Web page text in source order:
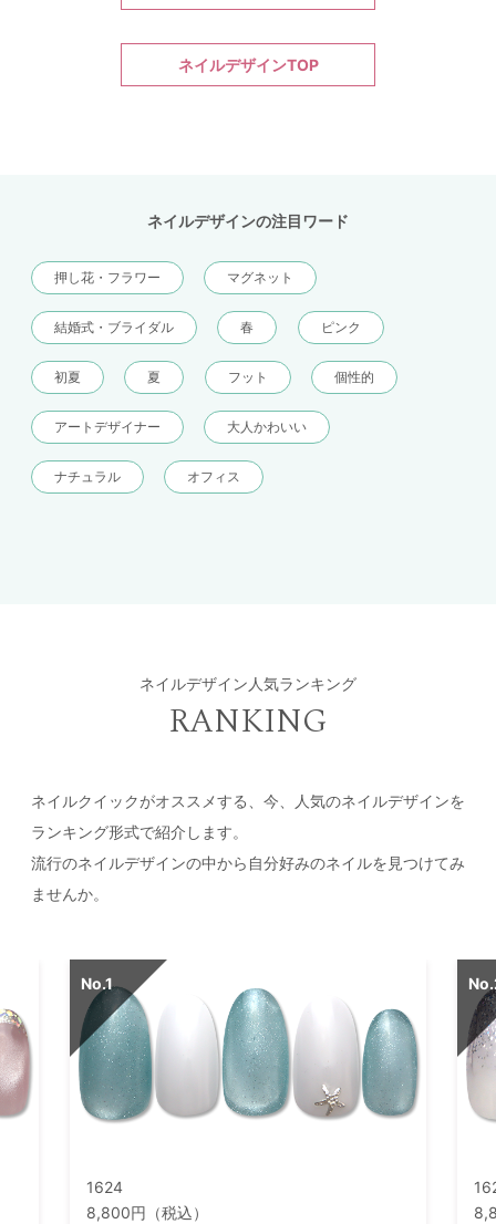
ネイルデザインTOP
ネイルデザインの注目ワード
押し花・フラワー マグネット
結婚式・ブライダル 春 ピンク
初夏 夏 フット 個性的
アートデザイナー 大人かわいい
ナチュラル オフィス
ネイルデザイン人気ランキング
RANKING
ネイルクイックがオススメする、今、人気のネイルデザインを
ランキング形式で紹介します。
流行のネイルデザインの中から自分好みのネイルを見つけてみ
ませんか。
1624
8,800円（税込）